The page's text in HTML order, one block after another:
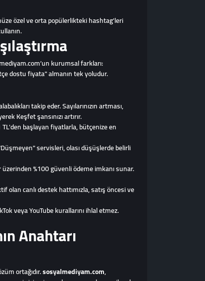
özel ve orta popülerlikteki hashtag'leri
kurumsal farkları:
dostu fiyata" almanın tek yoludur.
takip eder. Sayılarınızın artması,
Keşfet şansınızı artırır.
başlayan fiyatlarla, bütçenize en
servisleri, olası düşüşlerde belirli
%100 güvenli ödeme imkanı sunar.
canlı destek hattımızla, satış öncesi ve
veya YouTube kurallarını ihlal etmez.
Anahtarı
ortağıdır.sosyalmediyam.com,